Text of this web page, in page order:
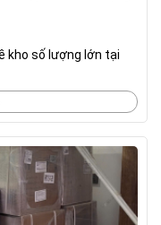
kho số lượng lớn tại